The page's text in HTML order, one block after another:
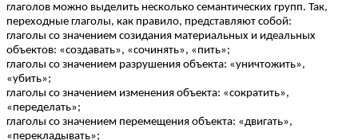
глаголов можно выделить несколько семантических групп. Так,
переходные глаголы, как правило, представляют собой:
глаголы со значением созидания материальных и идеальных
объектов: «создавать», «сочинять», «пить»;
глаголы со значением разрушения объекта: «уничтожить»,
«убить»;
глаголы со значением изменения объекта: «сократить»,
«переделать»;
глаголы со значением перемещения объекта: «двигать»,
«перекладывать»;